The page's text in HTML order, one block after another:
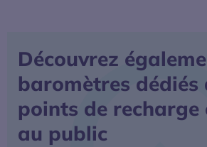
Découvrez
baromètres dédiés
points de recharge
au public